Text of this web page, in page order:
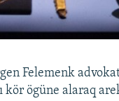
Felemenk
kör ögüne alaraq